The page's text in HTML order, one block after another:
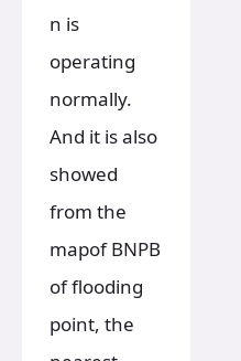
n is
operating
normally.
And it is also
showed
from the
mapof BNPB
of flooding
point, the